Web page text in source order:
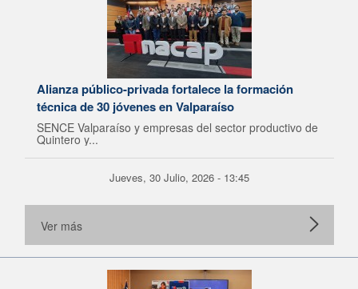
Alianza público-privada fortalece la formación
técnica de 30 jóvenes en Valparaíso
SENCE Valparaíso y empresas del sector productivo de
Quintero y...
Jueves, 30 Julio, 2026 - 13:45
Ver más